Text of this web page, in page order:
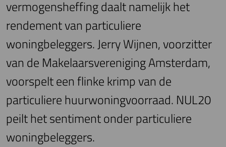
vermogensheffing daalt namelijk het
rendement van particuliere
woningbeleggers. Jerry Wijnen, voorzitter
van de Makelaarsvereniging Amsterdam,
voorspelt een flinke krimp van de
particuliere huurwoningvoorraad. NUL20
peilt het sentiment onder particuliere
woningbeleggers.